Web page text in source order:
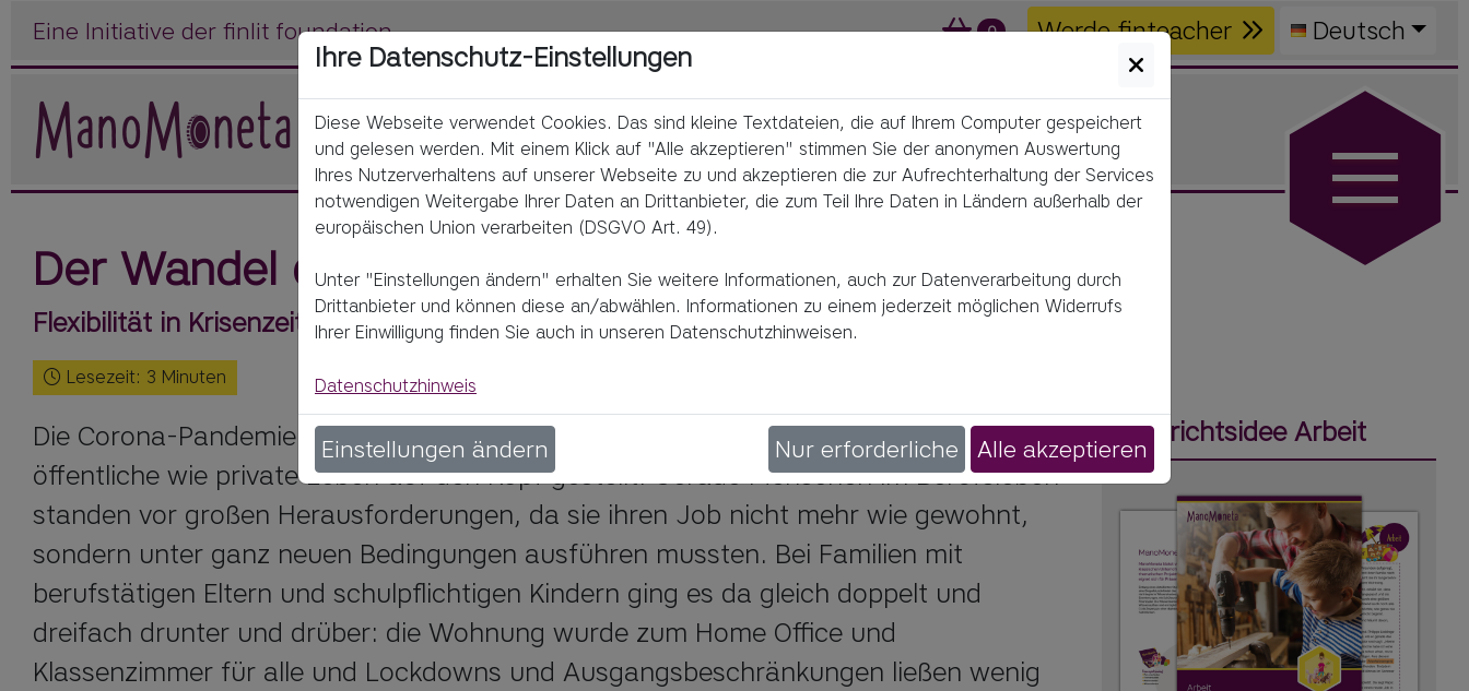
Eine Initiative der finlit foundation 0 Werde finteacher Deutsch
Der Wandel der Arbeit
Flexibilität in Krisenzeiten
Lesezeit: 3 Minuten
Die Corona-Pandemie hat viele alltägliche Gewohnheiten aufgebrochen und das
öffentliche wie private Leben auf den Kopf gestellt. Gerade Menschen im Berufsleben
standen vor großen Herausforderungen, da sie ihren Job nicht mehr wie gewohnt,
sondern unter ganz neuen Bedingungen ausführen mussten. Bei Familien mit
berufstätigen Eltern und schulpflichtigen Kindern ging es da gleich doppelt und
dreifach drunter und drüber: die Wohnung wurde zum Home Office und
Klassenzimmer für alle und Lockdowns und Ausgangsbeschränkungen ließen wenig
Unterrichtsidee Arbeit
Ihre Datenschutz-Einstellungen
Diese Webseite verwendet Cookies. Das sind kleine Textdateien, die auf Ihrem Computer gespeichert
und gelesen werden. Mit einem Klick auf "Alle akzeptieren" stimmen Sie der anonymen Auswertung
Ihres Nutzerverhaltens auf unserer Webseite zu und akzeptieren die zur Aufrechterhaltung der Services
notwendigen Weitergabe Ihrer Daten an Drittanbieter, die zum Teil Ihre Daten in Ländern außerhalb der
europäischen Union verarbeiten (DSGVO Art. 49).
Unter "Einstellungen ändern" erhalten Sie weitere Informationen, auch zur Datenverarbeitung durch
Drittanbieter und können diese an/abwählen. Informationen zu einem jederzeit möglichen Widerrufs
Ihrer Einwilligung finden Sie auch in unseren Datenschutzhinweisen.
Datenschutzhinweis
Einstellungen ändern Nur erforderliche Alle akzeptieren